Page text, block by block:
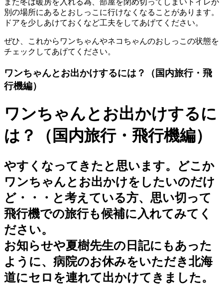
また冬は暖房を入れる為、部屋を閉め切ってしまいトイレが
別の場所にあるとおしっこに行けなくなることがあります。
ドアを少しあけておくなど工夫をしてあげてください。
ぜひ、これからワンちゃんやネコちゃんのおしっこの状態を
チェックしてあげてください。
ワンちゃんとお出かけするには？（国内旅行・飛
行機編）
ワンちゃんとお出かけするに
は？（国内旅行・飛行機編）
やすくなってきたと思います。どこか
ワンちゃんとお出かけをしたいのだけ
ど・・・と考えている方、思い切って
飛行機での旅行も候補に入れてみてく
ださい。
お知らせや夏樹先生の日記にもあった
ように、病院のお休みをいただき北海
道にセロを連れて出かけてきました。